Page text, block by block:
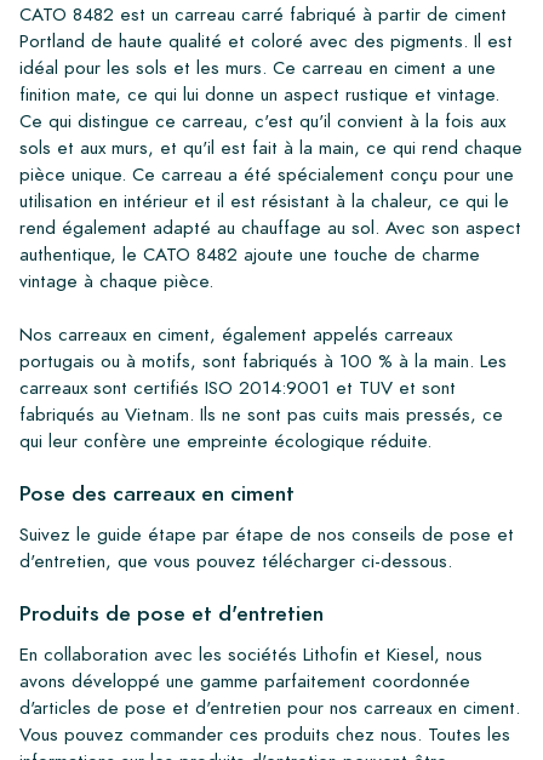
CATO 8482 est un carreau carré fabriqué à partir de ciment
Portland de haute qualité et coloré avec des pigments. Il est
idéal pour les sols et les murs. Ce carreau en ciment a une
finition mate, ce qui lui donne un aspect rustique et vintage.
Ce qui distingue ce carreau, c'est qu'il convient à la fois aux
sols et aux murs, et qu'il est fait à la main, ce qui rend chaque
pièce unique. Ce carreau a été spécialement conçu pour une
utilisation en intérieur et il est résistant à la chaleur, ce qui le
rend également adapté au chauffage au sol. Avec son aspect
authentique, le CATO 8482 ajoute une touche de charme
vintage à chaque pièce.
Nos carreaux en ciment, également appelés carreaux
portugais ou à motifs, sont fabriqués à 100 % à la main. Les
carreaux sont certifiés ISO 2014:9001 et TUV et sont
fabriqués au Vietnam. Ils ne sont pas cuits mais pressés, ce
qui leur confère une empreinte écologique réduite.
Pose des carreaux en ciment
Suivez le guide étape par étape de nos conseils de pose et
d'entretien, que vous pouvez télécharger ci-dessous.
Produits de pose et d'entretien
En collaboration avec les sociétés Lithofin et Kiesel, nous
avons développé une gamme parfaitement coordonnée
d'articles de pose et d'entretien pour nos carreaux en ciment.
Vous pouvez commander ces produits chez nous. Toutes les